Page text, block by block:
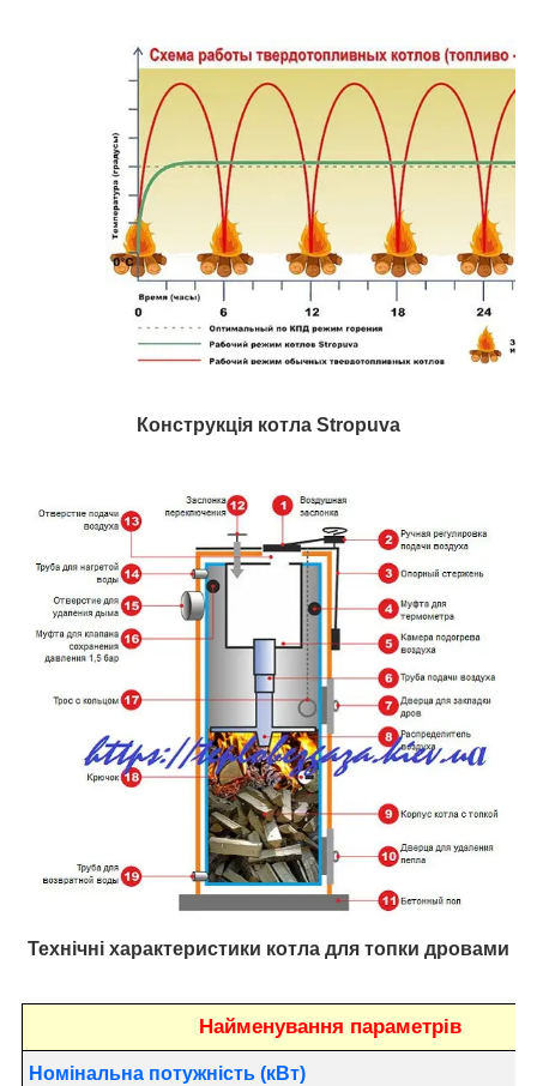
Конструкція котла Stropuva
Технічні характеристики котла для топки дровами
Найменування параметрів
Номінальна потужність (кВт)